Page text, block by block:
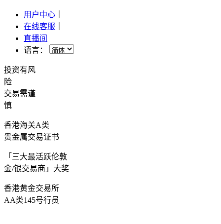
用户中心
在线客服
直播间
语言：
投资有风
险
交易需谨
慎
香港海关A类
贵金属交易证书
「三大最活跃伦敦
金/银交易商」大奖
香港黄金交易所
AA类145号行员